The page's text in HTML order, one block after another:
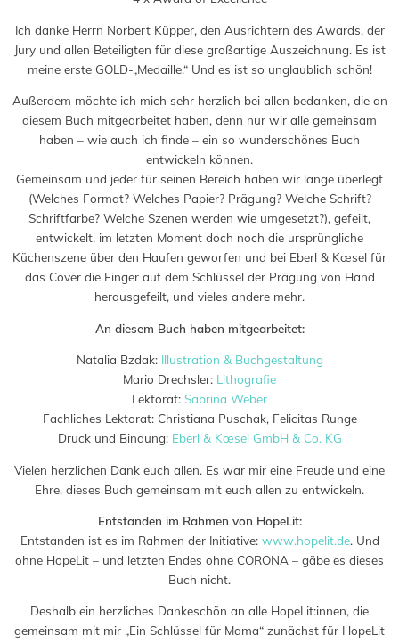
Ich danke Herrn Norbert Küpper, den Ausrichtern des Awards, der
Jury und allen Beteiligten für diese großartige Auszeichnung. Es ist
meine erste GOLD-„Medaille.“ Und es ist so unglaublich schön!
Außerdem möchte ich mich sehr herzlich bei allen bedanken, die an
diesem Buch mitgearbeitet haben, denn nur wir alle gemeinsam
haben – wie auch ich finde – ein so wunderschönes Buch
entwickeln können.
Gemeinsam und jeder für seinen Bereich haben wir lange überlegt
(Welches Format? Welches Papier? Prägung? Welche Schrift?
Schriftfarbe? Welche Szenen werden wie umgesetzt?), gefeilt,
entwickelt, im letzten Moment doch noch die ursprüngliche
Küchenszene über den Haufen geworfen und bei Eberl & Kœsel für
das Cover die Finger auf dem Schlüssel der Prägung von Hand
herausgefeilt, und vieles andere mehr.
An diesem Buch haben mitgearbeitet:
Natalia Bzdak: Illustration & Buchgestaltung
Mario Drechsler: Lithografie
Lektorat: Sabrina Weber
Fachliches Lektorat: Christiana Puschak, Felicitas Runge
Druck und Bindung: Eberl & Kœsel GmbH & Co. KG
Vielen herzlichen Dank euch allen. Es war mir eine Freude und eine
Ehre, dieses Buch gemeinsam mit euch allen zu entwickeln.
Entstanden im Rahmen von HopeLit:
Entstanden ist es im Rahmen der Initiative: www.hopelit.de. Und
ohne HopeLit – und letzten Endes ohne CORONA – gäbe es dieses
Buch nicht.
Deshalb ein herzliches Dankeschön an alle HopeLit:innen, die
gemeinsam mit mir „Ein Schlüssel für Mama“ zunächst für HopeLit